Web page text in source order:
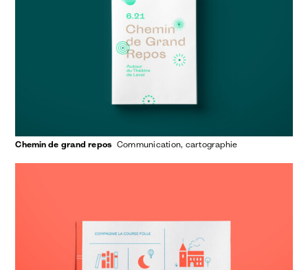
Chemin de grand repos communication cartographie